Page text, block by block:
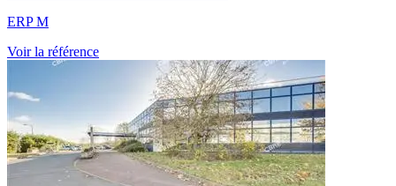
ERP M
Voir la référence